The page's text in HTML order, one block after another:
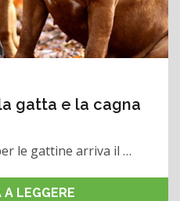
gatta e la cagna
le gattine arriva il …
LEGGERE